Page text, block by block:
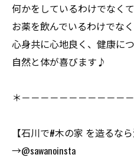
何かをしているわけでなく
お薬を飲んでいるわけでな
心身共に心地良く、健康に
自然と体が喜びます♪
＊－－－－－－－－－－－
【石川で#木の家 を造るな
→@sawanoinsta